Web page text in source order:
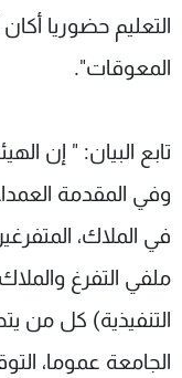
التعليم حضوريا
المعوقات".
تابع البيان: " إن
وفي المقدمة
في الملاك،
ملفي التفرغ
التنفيذية) كل من
الجامعة عموما،